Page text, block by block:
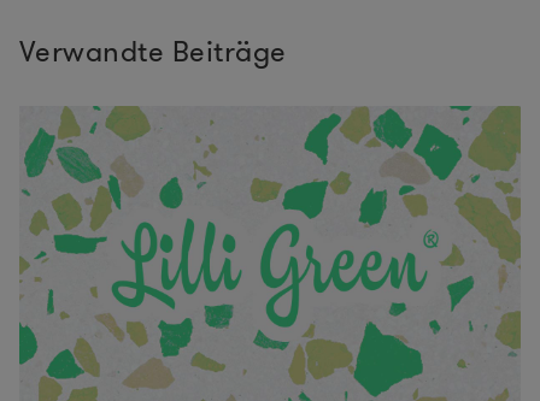
Verwandte Beiträge